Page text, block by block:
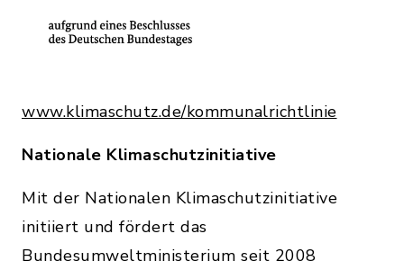
www.klimaschutz.de/kommunalrichtlinie
Nationale Klimaschutzinitiative
Mit der Nationalen Klimaschutzinitiative
initiiert und fördert das
Bundesumweltministerium seit 2008